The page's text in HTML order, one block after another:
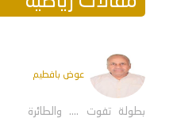
عوض بافطيم
بطولة تفوت .... والطائرة